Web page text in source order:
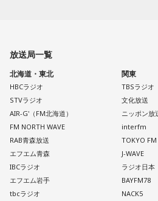
放送局一覧
北海道・東北
HBCラジオ
STVラジオ
AIR-G'（FM北海道）
FM NORTH WAVE
RAB青森放送
エフエム青森
IBCラジオ
エフエム岩手
tbcラジオ
関東
TBSラジオ
文化放送
ニッポン放
interfm
TOKYO FM
J-WAVE
ラジオ日本
BAYFM78
NACK5